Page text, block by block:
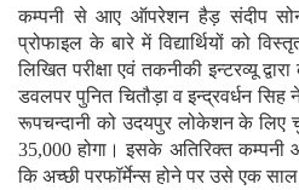
कम्पनी से आए ऑपरेशन हैड़ संदीप
प्रोफाइल के बारे में विद्यार्थियों को
लिखित परीक्षा एवं तकनीकी इन्टरव्यू
डवलपर पुनित चितौड़ा व इन्द्रवर्धन
रूपचन्दानी को उदयपुर लोकेशन के लिए
35,000 होगा। इसके अतिरिक्त कम्पनी
कि अच्छी परफॉर्मेन्स होने पर उसे एक